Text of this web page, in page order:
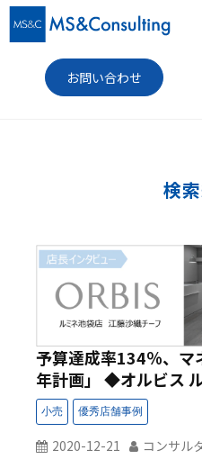
お問い合わせ
コラム
ニュース
企業情報
検
予算達成率134％、マ
年計画」 ◆オルビス
2020-12-21
コンサル